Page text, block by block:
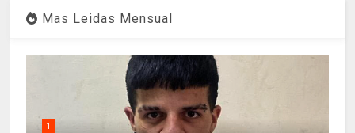
Mas Leidas Mensual
1